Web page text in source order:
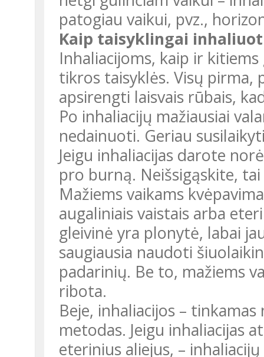
patogiau vaikui, pvz.,
Kaip taisyklingai
Inhaliacijoms, kaip ir
tikros taisyklės. Visų pirma,
apsirengti laisvais rūbais,
Po inhaliacijų mažiausiai
nedainuoti. Geriau
Jeigu inhaliacijas darote
pro burną. Neišsigąskite,
Mažiems vaikams
augaliniais vaistais arba
gleivinė yra plonytė, labai
saugiausia naudoti
padarinių. Be to, mažiems
ribota.
Beje, inhaliacijos –
metodas. Jeigu inhaliacijas
eterinius aliejus, –